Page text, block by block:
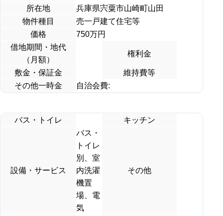
所在地
兵庫県宍粟市山崎町山田
物件種目
売一戸建て住宅等
価格
750万円
借地期間・地代
（月額）
権利金
敷金・保証金
維持費等
その他一時金
自治会費:
バス・トイレ キッチン
設備・サービス
バス・
トイレ
別、室
内洗濯
機置
場、電
気
その他